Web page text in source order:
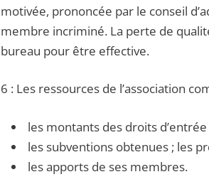
motivée, prononcée par le conseil
membre incriminé. La perte de
bureau pour être effective.
6 : Les ressources de l’association
les montants des droits
les subventions obtenues ; les
les apports de ses membres.